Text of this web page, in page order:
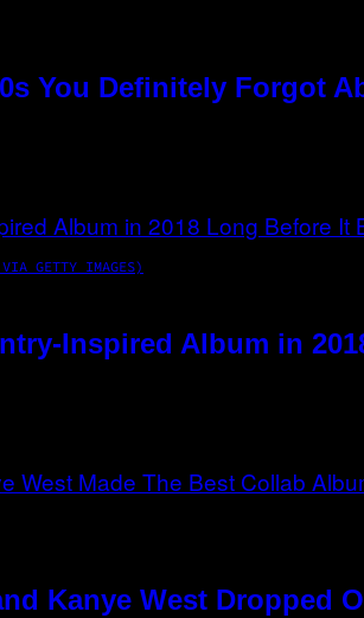
You Definitely Forgot
VIA GETTY IMAGES)
Inspired Album in
Kanye West